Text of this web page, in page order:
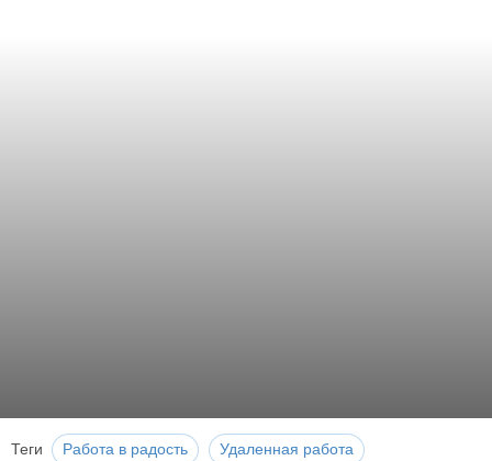
Теги Работа в радость Удаленная работа